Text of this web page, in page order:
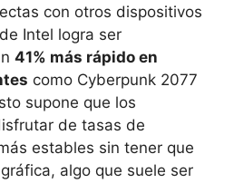
con otros dispositivos
Intel logra ser
41% más rápido en
como Cyberpunk 2077
supone que los
de tasas de
estables sin tener que
algo que suele ser